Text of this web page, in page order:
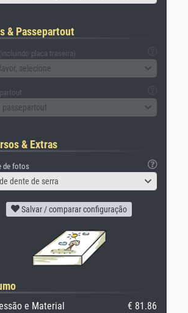
& Passepartout
placa traseira)
selecione
passepartout
& Extras
de fotos
dente de serra
Salvar / comparar configuração
e Material
€ 81.86